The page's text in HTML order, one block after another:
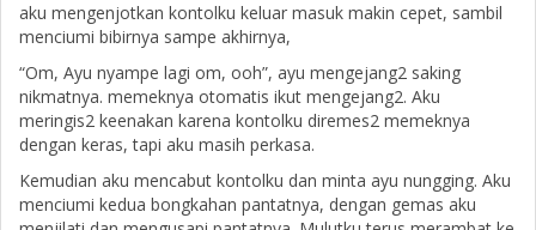
aku mengenjotkan kontolku keluar masuk makin cepet, sambil
menciumi bibirnya sampe akhirnya,
“Om, Ayu nyampe lagi om, ooh”, ayu mengejang2 saking
nikmatnya. memeknya otomatis ikut mengejang2. Aku
meringis2 keenakan karena kontolku diremes2 memeknya
dengan keras, tapi aku masih perkasa.
Kemudian aku mencabut kontolku dan minta ayu nungging. Aku
menciumi kedua bongkahan pantatnya, dengan gemas aku